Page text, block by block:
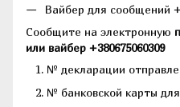
Вайбер для сообщений
Сообщите на электронную
или вайбер +380675060309
№ декларации
№ банковской карты